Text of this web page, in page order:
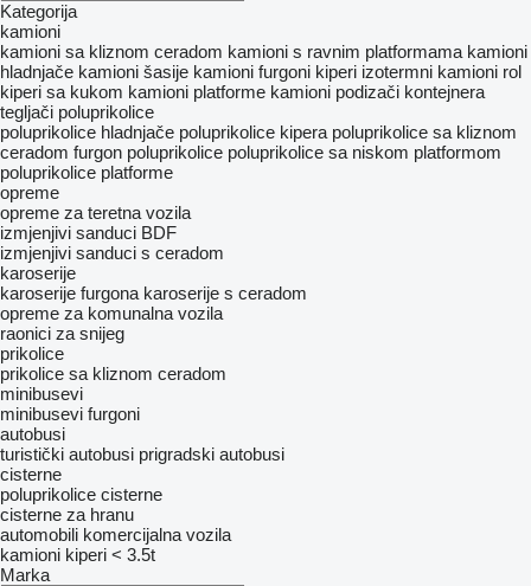
Kategorija
kamioni
kamioni sa kliznom ceradom kamioni s ravnim platformama kamioni
hladnjače kamioni šasije kamioni furgoni kiperi izotermni kamioni rol
kiperi sa kukom kamioni platforme kamioni podizači kontejnera
tegljači poluprikolice
poluprikolice hladnjače poluprikolice kipera poluprikolice sa kliznom
ceradom furgon poluprikolice poluprikolice sa niskom platformom
poluprikolice platforme
opreme
оpremе za teretna vozila
izmjenjivi sanduci BDF
izmjenjivi sanduci s ceradom
karoserije
karoserije furgona karoserije s ceradom
opreme za komunalna vozila
raonici za snijeg
prikolice
prikolice sa kliznom ceradom
minibusevi
minibusevi furgoni
autobusi
turistički autobusi prigradski autobusi
cisterne
poluprikolice cisterne
cisterne za hranu
automobili komercijalna vozila
kamioni kiperi < 3.5t
Marka